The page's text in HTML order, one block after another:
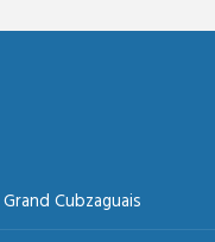
Cubzaguais